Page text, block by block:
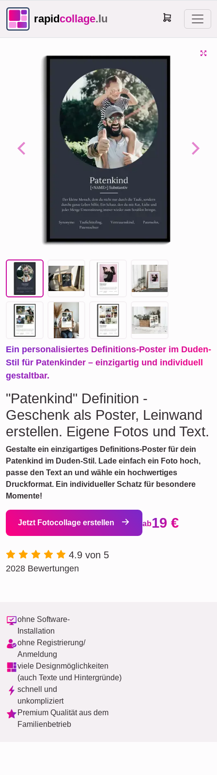
rapidcollage.lu
Previous Next
Ein personalisiertes Definitions-Poster im Duden-
Stil für Patenkinder – einzigartig und individuell
gestaltbar.
"Patenkind" Definition -
Geschenk als Poster, Leinwand
erstellen. Eigene Fotos und Text.
Gestalte ein einzigartiges Definitions-Poster für dein
Patenkind im Duden-Stil. Lade einfach ein Foto hoch,
passe den Text an und wähle ein hochwertiges
Druckformat. Ein individueller Schatz für besondere
Momente!
Jetzt Fotocollage erstellen ab19 €
4.9 von 5
2028 Bewertungen
ohne Software-
Installation
ohne Registrierung/
Anmeldung
viele Designmöglichkeiten
(auch Texte und Hintergründe)
schnell und
unkompliziert
Premium Qualität aus dem
Familienbetrieb